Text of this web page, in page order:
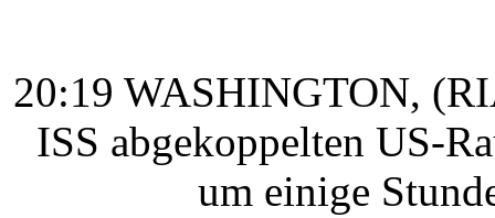
20:19 WASHINGTON,
ISS abgekoppelten US-
um einige